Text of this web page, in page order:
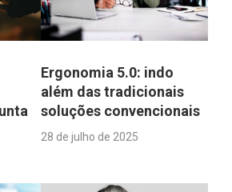
Ergonomia 5.0: indo
além das tradicionais
soluções convencionais
28 de julho de 2025